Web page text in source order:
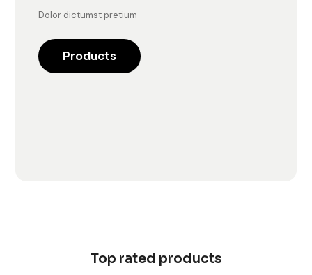
Dolor dictumst pretium
Products
Top rated products